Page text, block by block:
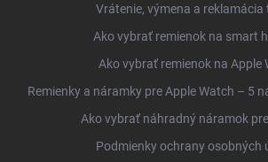
Vrátenie, výmena a reklamácia
Ako vybrať remienok na smart
Ako vybrať remienok na Apple
Remienky a náramky pre Apple Watch – 5
Ako vybrať náhradný náramok
Podmienky ochrany osobných